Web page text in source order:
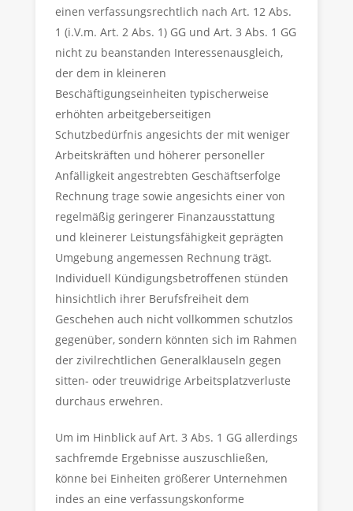
einen verfassungsrechtlich nach Art. 12 Abs.
1 (i.V.m. Art. 2 Abs. 1) GG und Art. 3 Abs. 1 GG
nicht zu beanstanden Interessenausgleich,
der dem in kleineren
Beschäftigungseinheiten typischerweise
erhöhten arbeitgeberseitigen
Schutzbedürfnis angesichts der mit weniger
Arbeitskräften und höherer personeller
Anfälligkeit angestrebten Geschäftserfolge
Rechnung trage sowie angesichts einer von
regelmäßig geringerer Finanzausstattung
und kleinerer Leistungsfähigkeit geprägten
Umgebung angemessen Rechnung trägt.
Individuell Kündigungsbetroffenen stünden
hinsichtlich ihrer Berufsfreiheit dem
Geschehen auch nicht vollkommen schutzlos
gegenüber, sondern könnten sich im Rahmen
der zivilrechtlichen Generalklauseln gegen
sitten- oder treuwidrige Arbeitsplatzverluste
durchaus erwehren.
Um im Hinblick auf Art. 3 Abs. 1 GG allerdings
sachfremde Ergebnisse auszuschließen,
könne bei Einheiten größerer Unternehmen
indes an eine verfassungskonforme